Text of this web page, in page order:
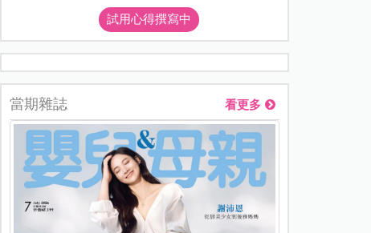
試用心得撰寫中
當期雜誌 看更多